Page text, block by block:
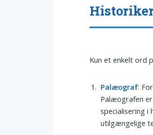
Kun et enkelt ord
Palæograf:
Palæografen
specialisering
utilgængelige